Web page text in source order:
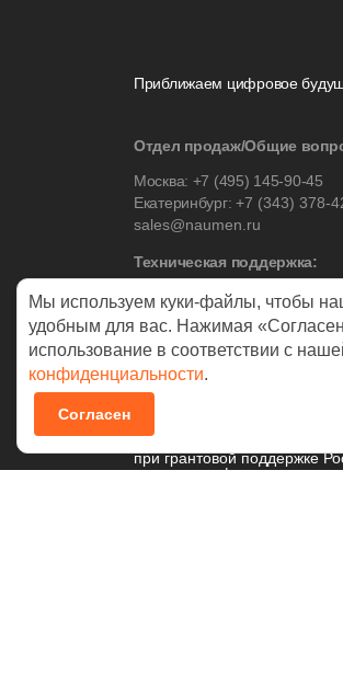
Приближаем цифровое
Отдел продаж/Общие
Москва: +7 (495) 145-90-45
Екатеринбург:+7 (343) 378-
sales@naumen.ru
Техническая поддержка:
Москва:+7 (495) 542-17-53
Екатеринбург:+7 (343) 378-
при грантовой поддержке
развития информационных
Мы используем куки-файлы, чтобы
удобным для вас. Нажимая
использование в соответствии с
конфиденциальности.
Согласен